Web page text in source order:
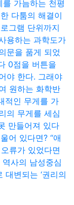
가늠하는 천평
다툼의 해결이
그램 단위까지
용하는 과학도가
문을 품게 되었
0점을 버튼을
야 한다. 그래야
원하는 화학반
적인 무게를 가
의 무게를 세심
만들어져 있다
어 있다면? “애
류가 있었다면
사의 남성중심
변되는 ‘권리의